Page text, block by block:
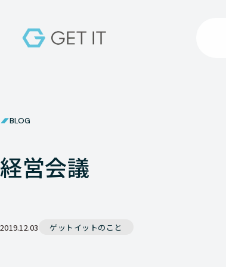
BLOG
経営会議
2019.12.03 ゲットイットのこと